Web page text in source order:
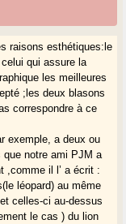
raisons esthétiques:le
qui assure la
les meilleures
;les deux blasons
correspondre à ce
exemple, a deux ou
que notre ami PJM a
,comme il l’ a écrit :
léopard) au même
celles-ci au-dessus
le cas ) du lion